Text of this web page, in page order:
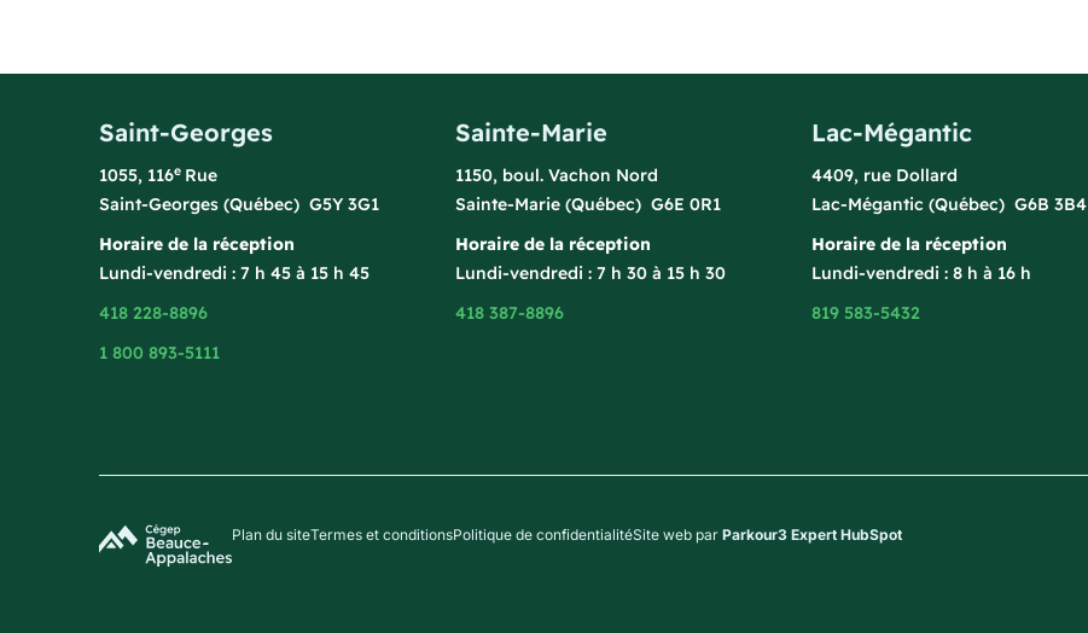
Saint-Georges
1055, 116e Rue
Saint-Georges (Québec) G5Y 3G1
Horaire de la réception
Lundi-vendredi : 7 h 45 à 15 h 45
418 228-8896
1 800 893-5111
Sainte-Marie
1150, boul. Vachon Nord
Sainte-Marie (Québec) G6E 0R1
Horaire de la réception
Lundi-vendredi : 7 h 30 à 15 h 30
418 387-8896
Lac-Mégantic
4409, rue Dollard
Lac-Mégantic (Québec) G6B 3B4
Horaire de la réception
Lundi-vendredi : 8 h à 16 h
819 583-5432
Plan du siteTermes et conditionsPolitique de confidentialitéSite web par Parkour3 Expert HubSpot